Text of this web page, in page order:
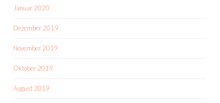
Januar 2020
Dezember 2019
November 2019
Oktober 2019
August 2019